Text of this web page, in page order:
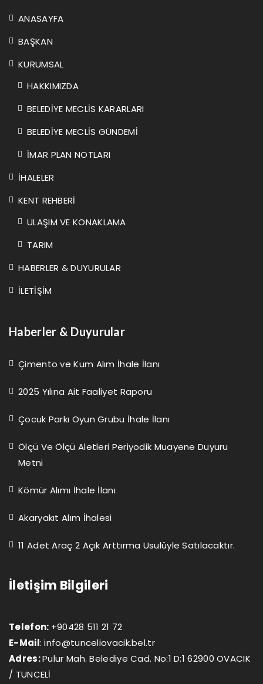
ANASAYFA
BAŞKAN
KURUMSAL
HAKKIMIZDA
BELEDİYE MECLİS KARARLARI
BELEDİYE MECLİS GÜNDEMİ
İMAR PLAN NOTLARI
İHALELER
KENT REHBERİ
ULAŞIM VE KONAKLAMA
TARIM
HABERLER & DUYURULAR
İLETİŞİM
Haberler & Duyurular
Çimento ve Kum Alım İhale İlanı
2025 Yılına Ait Faaliyet Raporu
Çocuk Parkı Oyun Grubu İhale İlanı
Ölçü Ve Ölçü Aletleri Periyodik Muayene Duyuru
Metni
Kömür Alımı İhale İlanı
Akaryakıt Alım İhalesi
11 Adet Araç 2 Açık Arttırma Usulüyle Satılacaktır.
İletişim Bilgileri
Telefon: +90428 511 21 72
E-Mail:info@tunceliovacik.bel.tr
Adres:Pulur Mah. Belediye Cad. No:1 D:1 62900 OVACIK
/ TUNCELİ